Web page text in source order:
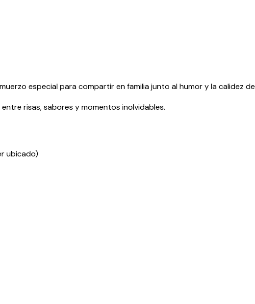
especial para compartir en familia junto al humor y la calidez de
risas, sabores y momentos inolvidables.
ubicado)